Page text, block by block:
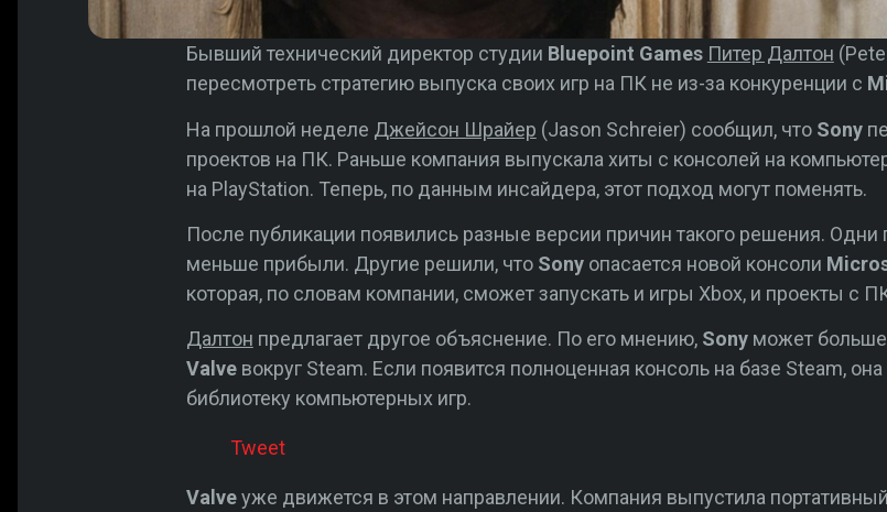
Бывший технический директор студии Bluepoint Games Питер Далтон
пересмотреть стратегию выпуска своих игр на ПК не из-за конкуренции с
На прошлой неделе Джейсон Шрайер (Jason Schreier) сообщил, что Sony
проектов на ПК. Раньше компания выпускала хиты с консолей на
на PlayStation. Теперь, по данным инсайдера, этот подход могут поменять.
После публикации появились разные версии причин такого решения.
меньше прибыли. Другие решили, что Sonyопасается новой консоли
которая, по словам компании, сможет запускать и игры Xbox, и проекты с
Далтон предлагает другое объяснение. По его мнению, Sonyможет больше
Valveвокруг Steam. Если появится полноценная консоль на базе Steam,
библиотеку компьютерных игр.
Tweet
Valveуже движется в этом направлении. Компания выпустила